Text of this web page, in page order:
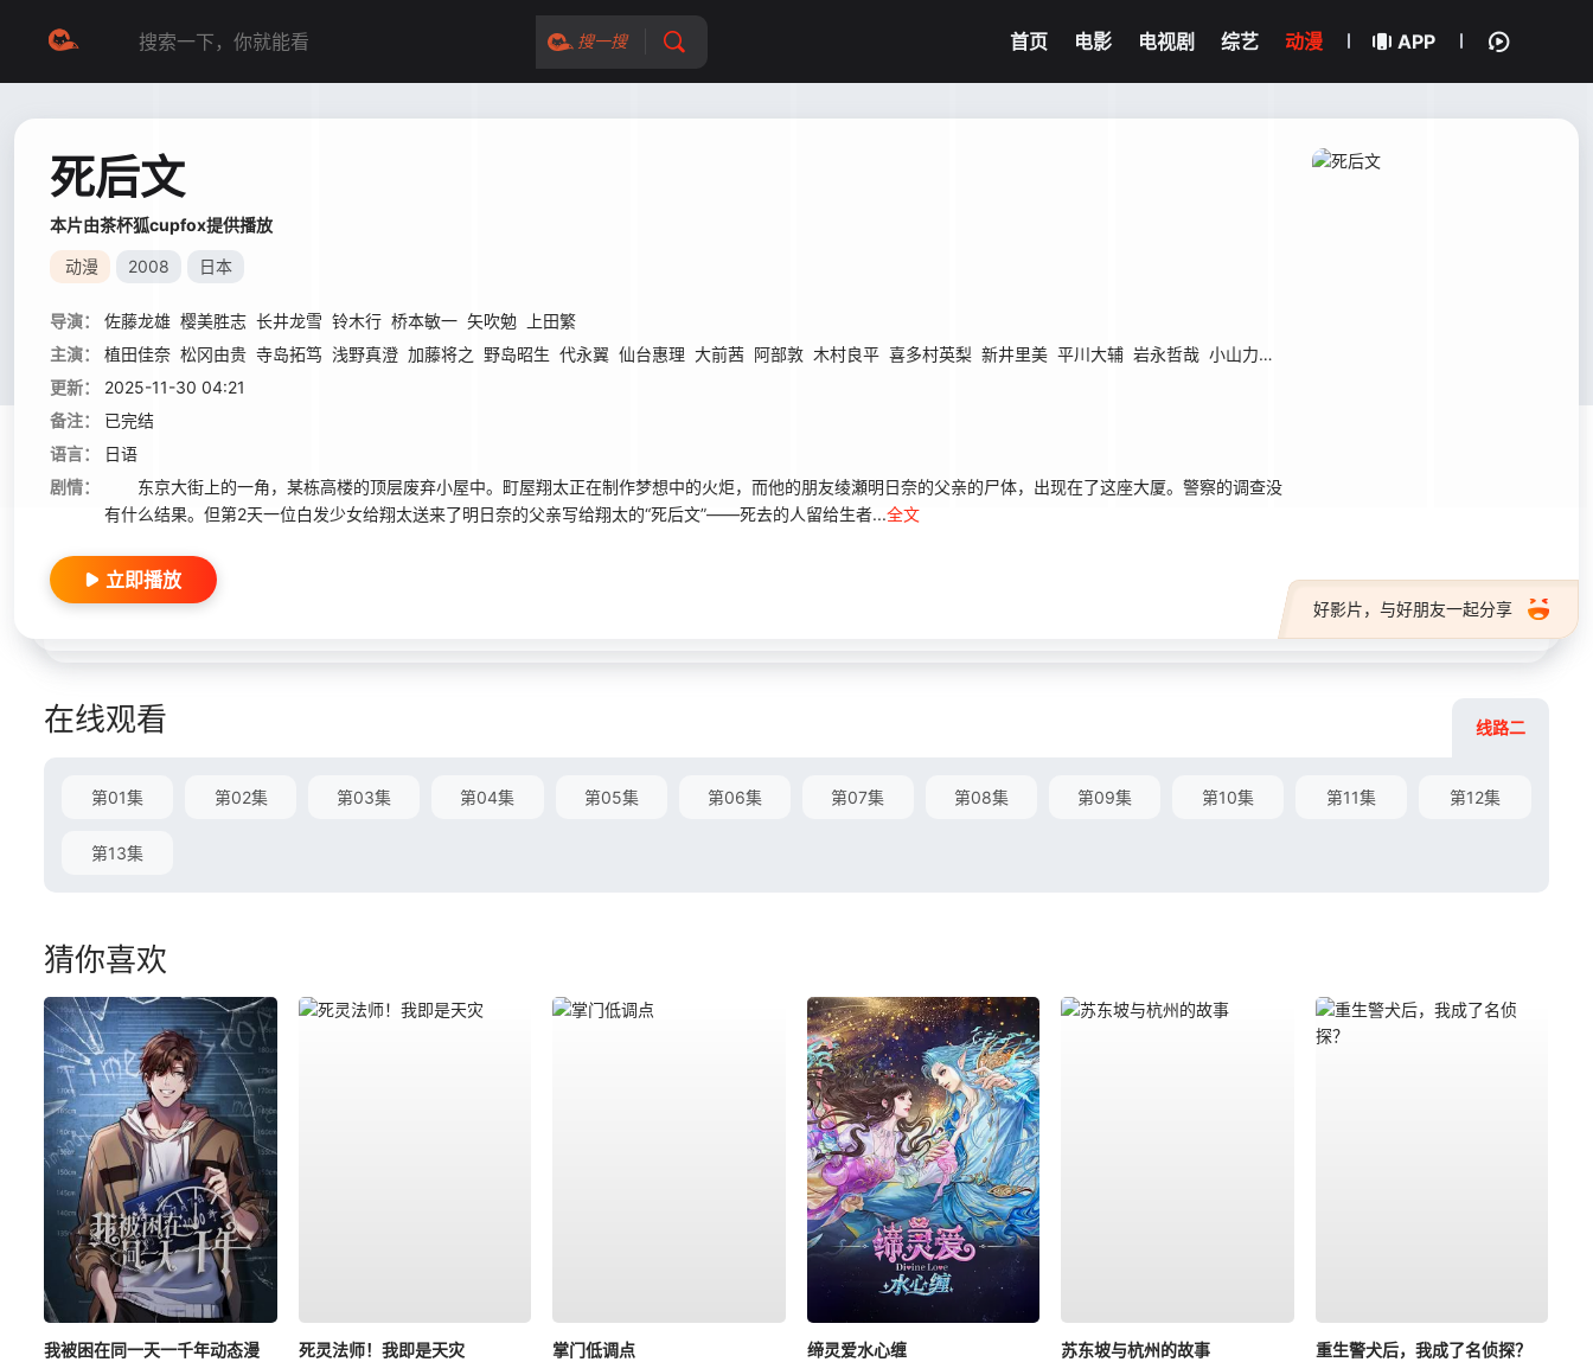
搜一搜 首页 电影 电视剧 综艺 动漫 APP
死后文
本片由茶杯狐cupfox提供播放
动漫 2008 日本
导演： 佐藤龙雄 樱美胜志 长井龙雪 铃木行 桥本敏一 矢吹勉
上田繁
主演：
植田佳奈 松冈由贵 寺岛拓笃 浅野真澄 加藤将之 野岛昭生 代永翼 仙台惠理 大前茜 阿部敦 木村良平 喜多村英梨 新井里美 平川大辅 岩永哲哉 小山力也
更新：
2025-11-30 04:21
备注：
已完结
语言：
日语
剧情：
东京大街上的一角，某栋高楼的顶层废弃小屋中。町屋翔太正在制作梦想中的火炬，而他的朋友绫瀬明日奈的父亲的尸体，出现在了这座大厦。警察的调查没
有什么结果。但第2天一位白发少女给翔太送来了明日奈的父亲写给翔太的“死后文”——死去的人留给生者...全文
好影片，与好朋友一起分享
立即播放
在线观看 线路二
第01集 第02集 第03集 第04集 第05集 第06集 第07集 第08集 第09集 第10集 第11集 第12集
第13集
猜你喜欢
我被困在同一天一千年动态漫
死灵法师！我即是天灾
掌门低调点
缔灵爱水心缠
苏东坡与杭州的故事
重生警犬后，我成了名侦探？